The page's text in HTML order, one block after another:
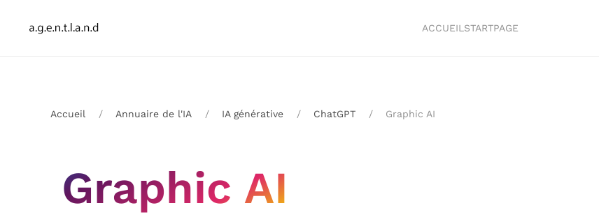
ACCUEIL STARTPAGE
Accueil Annuaire de l'IA IA générative ChatGPT Graphic AI
Graphic AI